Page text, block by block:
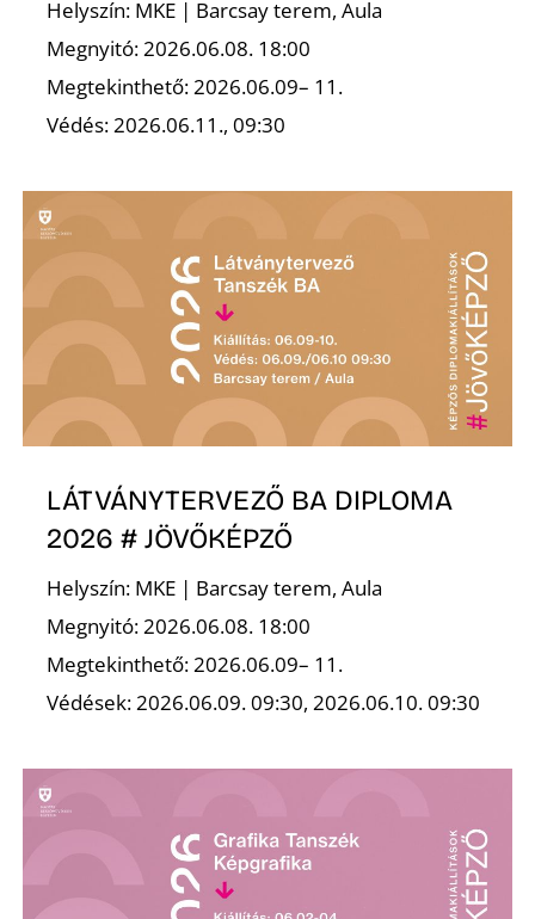
Helyszín: MKE | Barcsay terem, Aula
Megnyitó: 2026.06.08. 18:00
Megtekinthető: 2026.06.09– 11.
Védés: 2026.06.11., 09:30
LÁTVÁNYTERVEZŐ BA DIPLOMA
2026 # JÖVŐKÉPZŐ
Helyszín: MKE | Barcsay terem, Aula
Megnyitó: 2026.06.08. 18:00
Megtekinthető: 2026.06.09– 11.
Védések: 2026.06.09. 09:30, 2026.06.10. 09:30